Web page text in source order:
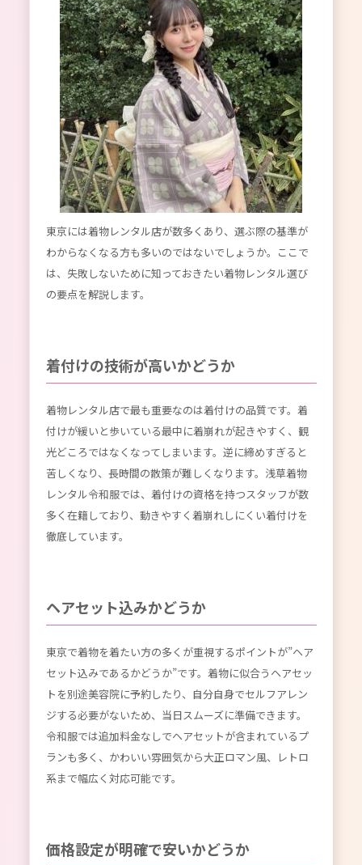
東京には着物レンタル店が数多くあり、選ぶ際の基準が
わからなくなる方も多いのではないでしょうか。ここで
は、失敗しないために知っておきたい着物レンタル選び
の要点を解説します。
着付けの技術が高いかどうか
着物レンタル店で最も重要なのは着付けの品質です。着
付けが緩いと歩いている最中に着崩れが起きやすく、観
光どころではなくなってしまいます。逆に締めすぎると
苦しくなり、長時間の散策が難しくなります。浅草着物
レンタル令和服では、着付けの資格を持つスタッフが数
多く在籍しており、動きやすく着崩れしにくい着付けを
徹底しています。
ヘアセット込みかどうか
東京で着物を着たい方の多くが重視するポイントが”ヘア
セット込みであるかどうか”です。着物に似合うヘアセッ
トを別途美容院に予約したり、自分自身でセルフアレン
ジする必要がないため、当日スムーズに準備できます。
令和服では追加料金なしでヘアセットが含まれているプ
ランも多く、かわいい雰囲気から大正ロマン風、レトロ
系まで幅広く対応可能です。
価格設定が明確で安いかどうか